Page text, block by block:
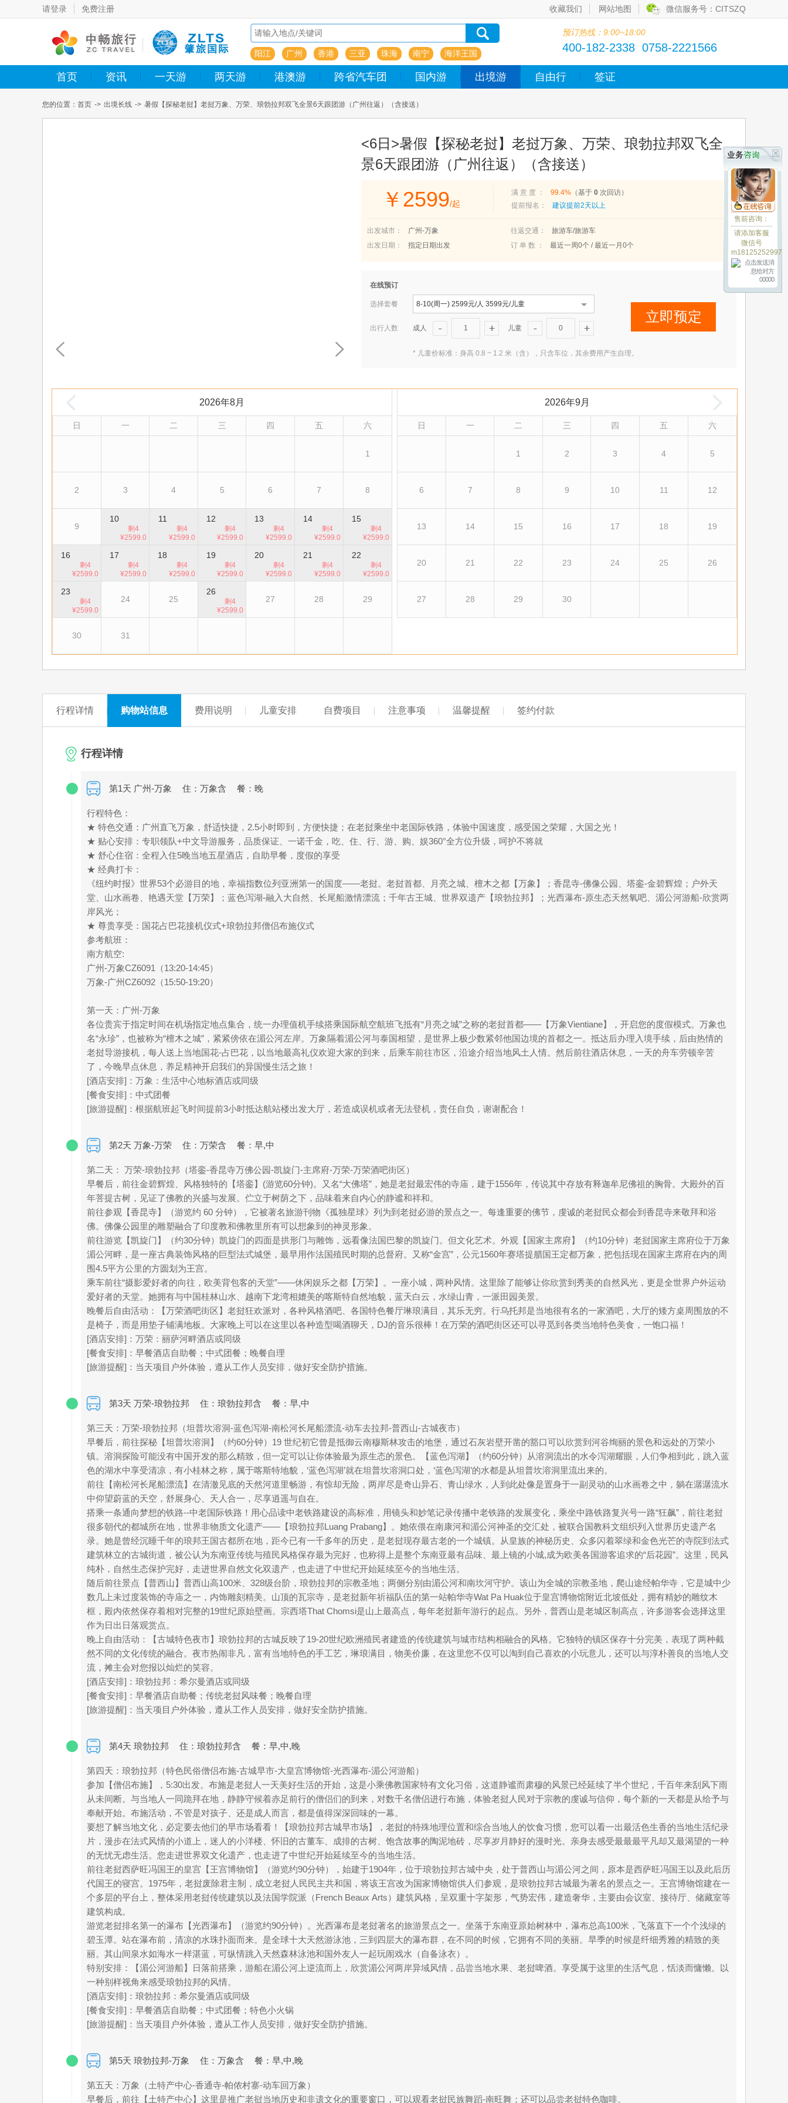
请登录 免费注册 微信服务号：CITSZQ
收藏我们 网站地图
阳江 广州 香港 三亚 珠海 南宁 海洋王国
预订热线：9:00~18:00
400-182-2338 0758-2221566
首页 资讯 一天游 两天游 港澳游 跨省汽车团 国内游 出境游 自由行 签证
售前咨询：
请添加客服
微信号
m18125252997
00000
您的位置： 首页 -> 出境长线 -> 暑假【探秘老挝】老挝万象、万荣、琅勃拉邦双飞全景6天跟团游（广州往返）（含接送）
<6日>暑假【探秘老挝】老挝万象、万荣、琅勃拉邦双飞全
景6天跟团游（广州往返）（含接送）
￥ 2599/起
满 意 度 ： 99.4% （基于 0 次回访）
提前报名：
建议提前2天以上
出发城市： 广州-万象 往返交通：
旅游车/旅游车
出发日期：
指定日期出发 订 单 数 ： 最近一周0个 / 最近一月 0个
在线预订
选择套餐 8-10(周一) 2599元/人 3599元/儿童
出行人数 1
成人 0
儿童
* 儿童价标准：身高 0.8 ~ 1.2 米（含），只含车位，其余费用产生自理。
立即预定
2026年8月 2026年9月
日 一 二 三 四 五 六
1
2 3 4 5 6 7 8
9
10
剩4
¥2599.0
11
剩4
¥2599.0
12
剩4
¥2599.0
13
剩4
¥2599.0
14
剩4
¥2599.0
15
剩4
¥2599.0
16
剩4
¥2599.0
17
剩4
¥2599.0
0
18
剩4
¥2599.0
0
19
剩4
¥2599.0
20
剩4
¥2599.0
0
21
剩4
¥2599.0
0
22
剩4
¥2599.0
0
23
剩4
¥2599.0
0
24 25
26
剩4
¥2599.0
0
27 28 29
30 31
日 一 二 三 四 五 六
1 2 3 4 5
6 7 8 9 10 11 12
13 14 15 16 17 18 19
20 21 22 23 24 25 26
27 28 29 30
行程详情 购物站信息 费用说明 儿童安排 自费项目 注意事项 温馨提醒 签约付款
行程详情
第1天 广州-万象 住：万象含 餐：晚
行程特色：
★ 特色交通：广州直飞万象，舒适快捷，2.5小时即到，方便快捷；在老挝乘坐中老国际铁路，体验中国速度，感受国之荣耀，大国之光！
★ 贴心安排：专职领队+中文导游服务，品质保证、一诺千金，吃、住、行、游、购、娱360°全方位升级，呵护不将就
★ 舒心住宿：全程入住5晚当地五星酒店，自助早餐，度假的享受
★ 经典打卡：
《纽约时报》世界53个必游目的地，幸福指数位列亚洲第一的国度——老挝。老挝首都、月亮之城、檀木之都【万象】；香昆寺-佛像公园、塔銮-金碧辉煌；户外天
堂、山水画卷、艳遇天堂【万荣】；蓝色泻湖-融入大自然、长尾船激情漂流；千年古王城、世界双遗产【琅勃拉邦】；光西瀑布-原生态天然氧吧、湄公河游船-欣赏两
岸风光；
★ 尊贵享受：国花占巴花接机仪式+琅勃拉邦僧侣布施仪式
参考航班：
南方航空:
广州-万象CZ6091（13:20-14:45）
万象-广州CZ6092（15:50-19:20）
第一天：广州-万象
各位贵宾于指定时间在机场指定地点集合，统一办理值机手续搭乘国际航空航班飞抵有“月亮之城”之称的老挝首都——【万象Vientiane】，开启您的度假模式。万象也
名“永珍”，也被称为“檀木之城”，紧紧傍依在湄公河左岸。万象隔着湄公河与泰国相望，是世界上极少数紧邻他国边境的首都之一。抵达后办理入境手续，后由热情的
老挝导游接机，每人送上当地国花-占巴花，以当地最高礼仪欢迎大家的到来，后乘车前往市区，沿途介绍当地风土人情。然后前往酒店休息，一天的舟车劳顿辛苦
了，今晚早点休息，养足精神开启我们的异国慢生活之旅！
[酒店安排]：万象：生活中心地标酒店或同级
[餐食安排]：中式团餐
[旅游提醒]：根据航班起飞时间提前3小时抵达航站楼出发大厅，若造成误机或者无法登机，责任自负，谢谢配合！
第2天 万象-万荣 住：万荣含 餐：早,中
第二天： 万荣-琅勃拉邦（塔銮-香昆寺万佛公园-凯旋门-主席府-万荣-万荣酒吧街区）
早餐后，前往金碧辉煌、风格独特的【塔銮】(游览60分钟)。又名“大佛塔”，她是老挝最宏伟的寺庙，建于1556年，传说其中存放有释迦牟尼佛祖的胸骨。大殿外的百
年菩提古树，见证了佛教的兴盛与发展。伫立于树荫之下，品味着来自内心的静谧和祥和。
前往参观【香昆寺】（游览约 60 分钟），它被著名旅游刊物《孤独星球》列为到老挝必游的景点之一。每逢重要的佛节，虔诚的老挝民众都会到香昆寺来敬拜和浴
佛。佛像公园里的雕塑融合了印度教和佛教里所有可以想象到的神灵形象。
前往游览【凯旋门】（约30分钟）凯旋门的四面是拱形门与雕饰，远看像法国巴黎的凯旋门。但文化艺术。外观【国家主席府】（约10分钟）老挝国家主席府位于万象
湄公河畔，是一座古典装饰风格的巨型法式城堡，最早用作法国殖民时期的总督府。又称“金宫”，公元1560年赛塔提腊国王定都万象，把包括现在国家主席府在内的周
围4.5平方公里的方圆划为王宫。
乘车前往“摄影爱好者的向往，欧美背包客的天堂”——休闲娱乐之都【万荣】。一座小城，两种风情。这里除了能够让你欣赏到秀美的自然风光，更是全世界户外运动
爱好者的天堂。她拥有与中国桂林山水、越南下龙湾相媲美的喀斯特自然地貌，蓝天白云，水绿山青，一派田园美景。
晚餐后自由活动：【万荣酒吧街区】老挝狂欢派对，各种风格酒吧、各国特色餐厅琳琅满目，其乐无穷。行乌托邦是当地很有名的一家酒吧，大厅的矮方桌周围放的不
是椅子，而是用垫子铺满地板。大家晚上可以在这里以各种造型喝酒聊天，DJ的音乐很棒！在万荣的酒吧街区还可以寻觅到各类当地特色美食，一饱口福！
[酒店安排]：万荣：丽萨河畔酒店或同级
[餐食安排]：早餐酒店自助餐；中式团餐；晚餐自理
[旅游提醒]：当天项目户外体验，遵从工作人员安排，做好安全防护措施。
第3天 万荣-琅勃拉邦 住：琅勃拉邦含 餐：早,中
第三天：万荣-琅勃拉邦（坦普坎溶洞-蓝色泻湖-南松河长尾船漂流-动车去拉邦-普西山-古城夜市）
早餐后，前往探秘【坦普坎溶洞】（约60分钟）19 世纪初它曾是抵御云南穆斯林攻击的地堡，通过石灰岩壁开凿的豁口可以欣赏到河谷绚丽的景色和远处的万荣小
镇。溶洞探险可能没有中国开发的那么精致，但一定可以让你体验最为原生态的景色。【蓝色泻湖】（约60分钟）从溶洞流出的水令泻湖耀眼，人们争相到此，跳入蓝
色的湖水中享受清凉，有小桂林之称，属于喀斯特地貌，‘蓝色泻湖’就在坦普坎溶洞口处，‘蓝色泻湖’的水都是从坦普坎溶洞里流出来的。
前往【南松河长尾船漂流】在清澈见底的天然河道里畅游，有惊却无险，两岸尽是奇山异石、青山绿水，人到此处像是置身于一副灵动的山水画卷之中，躺在潺潺流水
中仰望蔚蓝的天空，舒展身心、天人合一，尽享逍遥与自在。
搭乘一条通向梦想的铁路--中老国际铁路！用心品读中老铁路建设的高标准，用镜头和妙笔记录传播中老铁路的发展变化，乘坐中路铁路复兴号一路“狂飙”，前往老挝
很多朝代的都城所在地，世界非物质文化遗产——【琅勃拉邦Luang Prabang】。她依偎在南康河和湄公河神圣的交汇处，被联合国教科文组织列入世界历史遗产名
录。她是曾经沉睡千年的琅邦王国古都所在地，距今已有一千多年的历史，是老挝现存最古老的一个城镇。从皇族的神秘历史、众多闪着翠绿和金色光芒的寺院到法式
建筑林立的古城街道，被公认为东南亚传统与殖民风格保存最为完好，也称得上是整个东南亚最有品味、最上镜的小城,成为欧美各国游客追求的“后花园”。这里，民风
纯朴，自然生态保护完好，走进世界自然文化双遗产，也走进了中世纪开始延续至今的当地生活。
随后前往景点【普西山】普西山高100米、328级台阶，琅勃拉邦的宗教圣地；两侧分别由湄公河和南坎河守护。该山为全城的宗教圣地，爬山途经帕华寺，它是城中少
数几上未过度装饰的寺庙之一，内饰雕刻精美。山顶的瓦宗寺，是老挝新年祈福队伍的第一站帕华寺Wat Pa Huak位于皇宫博物馆附近北坡低处，拥有精妙的雕纹木
框，殿内依然保存着相对完整的19世纪原始壁画。宗西塔That Chomsi是山上最高点，每年老挝新年游行的起点。另外，普西山是老城区制高点，许多游客会选择这里
作为日出日落观赏点。
晚上自由活动：【古城特色夜市】琅勃拉邦的古城反映了19-20世纪欧洲殖民者建造的传统建筑与城市结构相融合的风格。它独特的镇区保存十分完美，表现了两种截
然不同的文化传统的融合。夜市热闹非凡，富有当地特色的手工艺，琳琅满目，物美价廉，在这里您不仅可以淘到自己喜欢的小玩意儿，还可以与淳朴善良的当地人交
流，摊主会对您报以灿烂的笑容。
[酒店安排]：琅勃拉邦：希尔曼酒店或同级
[餐食安排]：早餐酒店自助餐；传统老挝风味餐；晚餐自理
[旅游提醒]：当天项目户外体验，遵从工作人员安排，做好安全防护措施。
第4天 琅勃拉邦 住：琅勃拉邦含 餐：早,中,晚
第四天：琅勃拉邦（特色民俗僧侣布施-古城早市-大皇宫博物馆-光西瀑布-湄公河游船）
参加【僧侣布施】，5:30出发。布施是老挝人一天美好生活的开始，这是小乘佛教国家特有文化习俗，这道静谧而肃穆的风景已经延续了半个世纪，千百年来刮风下雨
从未间断。与当地人一同跪拜在地，静静守候着赤足前行的僧侣们的到来，对数千名僧侣进行布施，体验老挝人民对于宗教的虔诚与信仰，每个新的一天都是从给予与
奉献开始。布施活动，不管是对孩子、还是成人而言，都是值得深深回味的一幕。
要想了解当地文化，必定要去他们的早市场看看！【琅勃拉邦古城早市场】，老挝的特殊地理位置和综合当地人的饮食习惯，您可以看一出最活色生香的当地生活纪录
片，漫步在法式风情的小道上，迷人的小洋楼、怀旧的古董车、成排的古树、饱含故事的陶泥地砖，尽享岁月静好的漫时光。亲身去感受最最最平凡却又最渴望的一种
的无忧无虑生活。您走进世界双文化遗产，也走进了中世纪开始延续至今的当地生活。
前往老挝西萨旺冯国王的皇宫【王宫博物馆】（游览约90分钟），始建于1904年，位于琅勃拉邦古城中央，处于普西山与湄公河之间，原本是西萨旺冯国王以及此后历
代国王的寝宫。1975年，老挝废除君主制，成立老挝人民民主共和国，将该王宫改为国家博物馆供人们参观，是琅勃拉邦古城最为著名的景点之一。王宫博物馆建在一
个多层的平台上，整体采用老挝传统建筑以及法国学院派（French Beaux Arts）建筑风格，呈双重十字架形，气势宏伟，建造奢华，主要由会议室、接待厅、储藏室等
建筑构成。
游览老挝排名第一的瀑布【光西瀑布】（游览约90分钟）。光西瀑布是老挝著名的旅游景点之一。坐落于东南亚原始树林中，瀑布总高100米，飞落直下一个个浅绿的
碧玉潭。站在瀑布前，清凉的水珠扑面而来。是全球十大天然游泳池，三到四层大的瀑布群，在不同的时候，它拥有不同的美丽。旱季的时候是纤细秀雅的精致的美
丽。其山间泉水如海水一样湛蓝，可纵情跳入天然森林泳池和国外友人一起玩闹戏水（自备泳衣）。
特别安排：【湄公河游船】日落前搭乘，游船在湄公河上逆流而上，欣赏湄公河两岸异域风情，品尝当地水果、老挝啤酒。享受属于这里的生活气息，恬淡而慵懒。以
一种别样视角来感受琅勃拉邦的风情。
[酒店安排]：琅勃拉邦：希尔曼酒店或同级
[餐食安排]：早餐酒店自助餐；中式团餐；特色小火锅
[旅游提醒]：当天项目户外体验，遵从工作人员安排，做好安全防护措施。
第5天 琅勃拉邦-万象 住：万象含 餐：早,中,晚
第五天：万象（土特产中心-香通寺-帕侬村寨-动车回万象）
早餐后，前往【土特产中心】这里是推广老挝当地历史和非遗文化的重要窗口，可以观看老挝民族舞蹈-南旺舞；还可以品尝老挝特色咖啡。